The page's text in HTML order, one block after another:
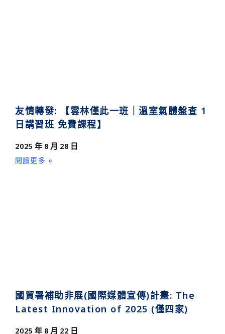
友情轉發: 【雲林僅此一班｜溫室氣體盤查 1
日講習班 免費課程】
2025 年 8 月 28 日
閱讀更多 »
國貿署補助非展(國際媒體宣傳)計畫: The
Latest Innovation of 2025 (僅四家)
2025 年 8 月 22 日